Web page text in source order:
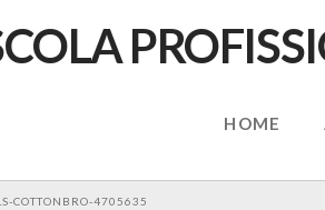
HOME
COTTONBRO-4705635